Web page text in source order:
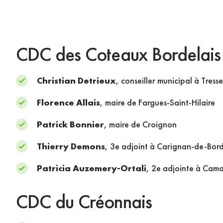
CDC des Coteaux Bordelais
Christian Detrieux, conseiller municipal à
Florence Allais, maire de Fargues-Saint-Hilaire
Patrick Bonnier, maire de Croignon
Thierry Demons, 3e adjoint à Carignan-de-
Patricia Auzemery-Ortali, 2e adjointe à
CDC du Créonnais